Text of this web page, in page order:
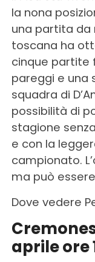
la nona
una partita da
toscana ha
cinque partite
pareggi e una
squadra di
possibilità di
stagione
e con la
campionato.
ma può
Dove vedere
aprile ore